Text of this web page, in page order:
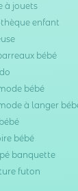
à jouets
enfant
bébé
bébé
à langer
bébé
banquette
futon